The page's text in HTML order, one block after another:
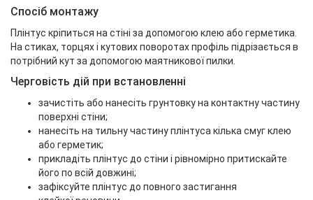
Спосіб монтажу
Плінтус кріпиться на стіні за допомогою клею або герметика.
На стиках, торцях і кутових поворотах профіль підрізається в
потрібний кут за допомогою маятникової пилки.
Черговість дій при встановленні
зачистіть або нанесіть грунтовку на контактну частину
поверхні стіни;
нанесіть на тильну частину плінтуса кілька смуг клею
або герметик;
прикладіть плінтус до стіни і рівномірно притискайте
його по всій довжині;
зафіксуйте плінтус до повного застигання